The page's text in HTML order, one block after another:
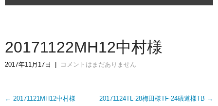
20171122MH12中村様
2017年11月17日 コメントはまだありません
Post
← 20171121MH12中村様 20171124TL-28梅田様TF-24礒道様TB →